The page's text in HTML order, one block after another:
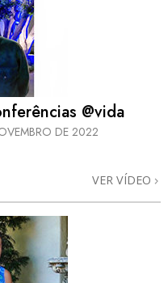
@vida
DE 2022
VER VÍDEO